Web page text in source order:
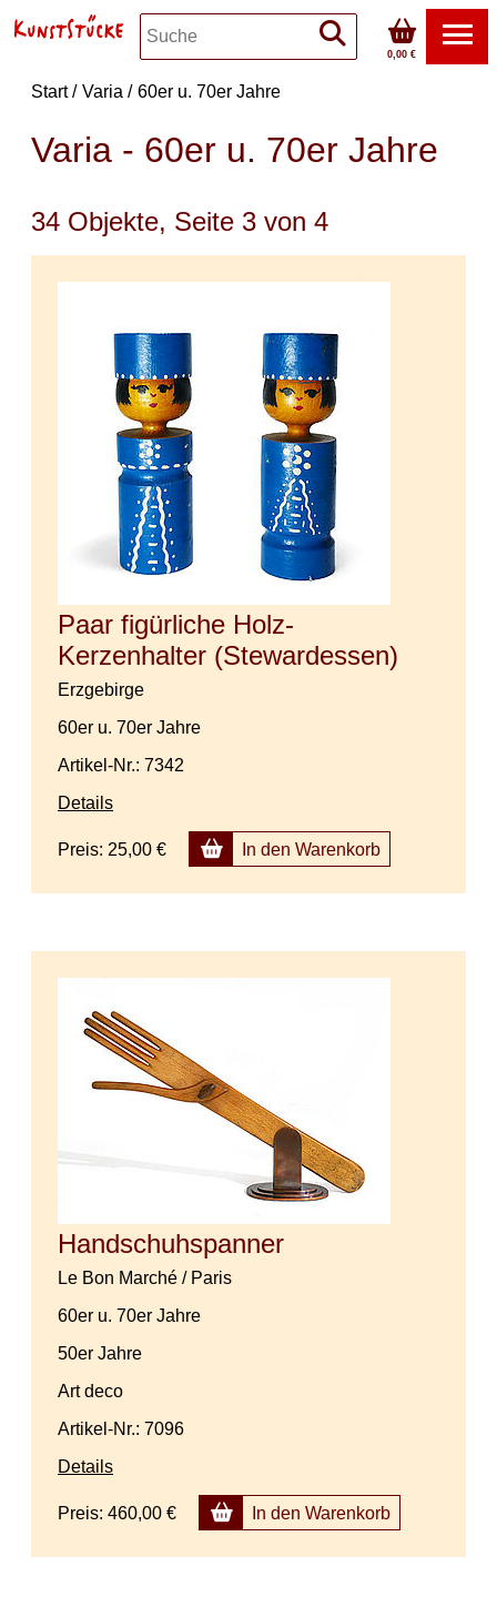
0,00 €
Start Varia 60er u. 70er Jahre
Varia - 60er u. 70er Jahre
34 Objekte, Seite 3 von 4
Paar figürliche Holz-
Kerzenhalter (Stewardessen)
Erzgebirge
60er u. 70er Jahre
Artikel-Nr.: 7342
Details
Preis: 25,00 € In den Warenkorb
Handschuhspanner
Le Bon Marché / Paris
60er u. 70er Jahre
50er Jahre
Art deco
Artikel-Nr.: 7096
Details
Preis: 460,00 € In den Warenkorb